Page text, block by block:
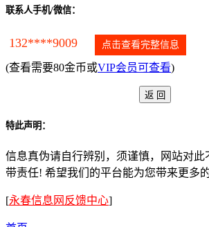
联系人手机/微信：
132****9009 点击查看完整信息
(查看需要80金币或VIP会员可查看)
特此声明：
信息真伪请自行辨别，须谨慎，网站对此
带责任! 希望我们的平台能为您带来更多的
[永春信息网反馈中心]